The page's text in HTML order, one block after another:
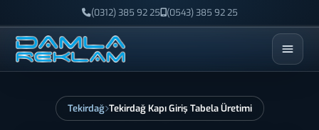
(0312) 385 92 25 (0543) 385 92 25
ESC
Tekirdağ Tekirdağ Kapı Giriş Tabela Üretimi